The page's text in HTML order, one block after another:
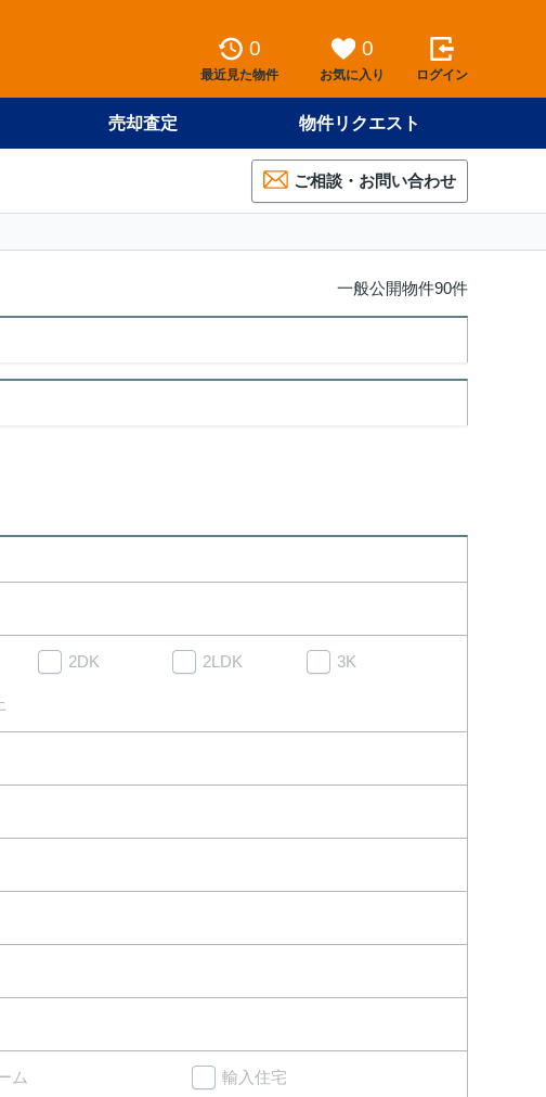
0
最近見た物件
0
お気に入り ログイン
売却査定 物件リクエスト
ご相談・お問い合わせ
一般公開物件90件
2DK 2LDK 3K
ム 輸入住宅